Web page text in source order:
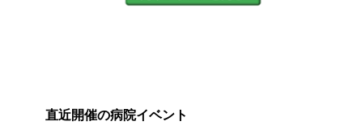
直近開催の病院イベント